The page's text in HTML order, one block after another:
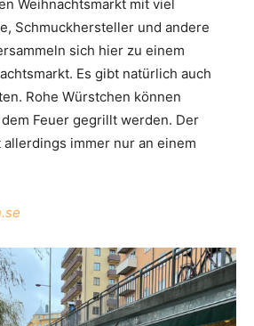
Weihnachtsmarkt mit viel
Schmuckhersteller und andere
sich hier zu einem
Es gibt natürlich auch
Rohe Würstchen können
Feuer gegrillt werden. Der
immer nur an einem